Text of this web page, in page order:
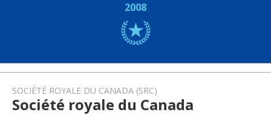
2008
SOCIÉTÉ ROYALE DU CANADA (SRC)
Société royale du Canada